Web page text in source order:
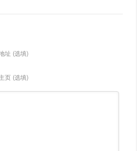
址 (选填)
页 (选填)